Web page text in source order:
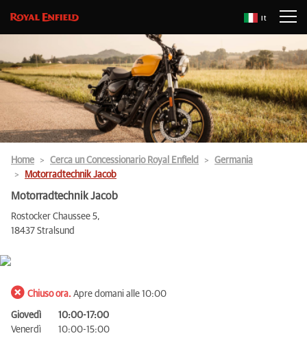
It
Home Cerca un Concessionario Royal Enfield
Germania
Motorradtechnik Jacob
Motorradtechnik Jacob
Rostocker Chaussee 5,
18437 Stralsund
Chiuso ora. Apre domani alle 10:00
Giovedì
10:00-17:00
Venerdì
10:00-15:00